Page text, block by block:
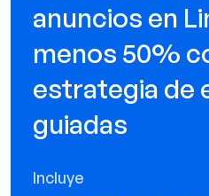
anuncios en
menos 50%
estrategia de
guiadas
Incluye